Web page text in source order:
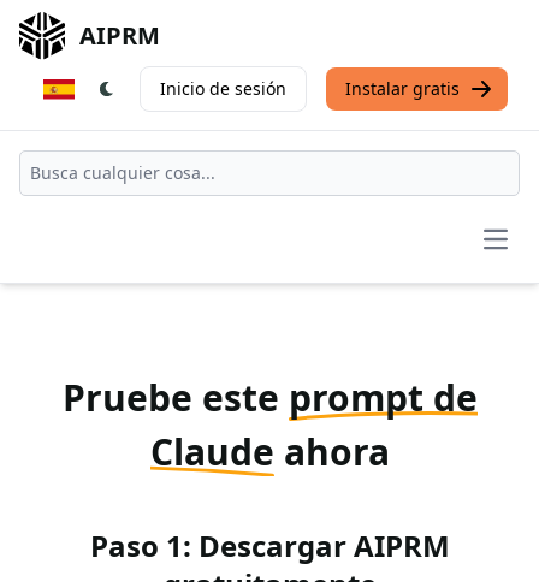
AIPRM
Inicio de sesión Instalar gratis
Pruebe este prompt de
Claude ahora
Paso 1: Descargar AIPRM